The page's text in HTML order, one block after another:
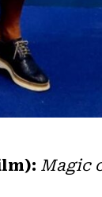
Magic